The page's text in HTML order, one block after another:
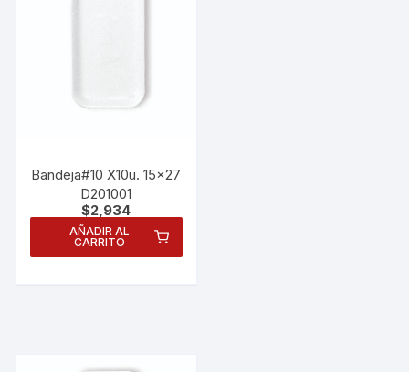
Bandeja#10 X10u. 15×27
D201001
$2,934
AÑADIR AL
CARRITO